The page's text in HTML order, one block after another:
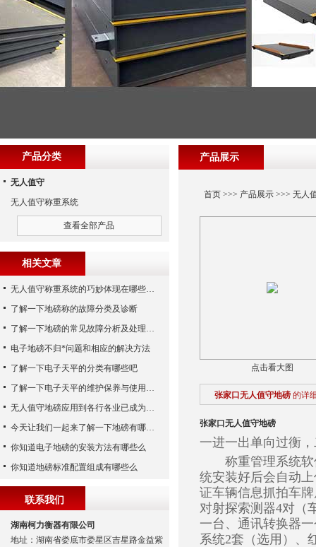
产品展示
首页>>> 产品展示>>> 无人
点击看大图
张家口无人值守地磅 的详
张家口无人值守地磅
一进一出单向过衡
称重管理系统软
统安装好后会自动
证车辆信息抓拍车
对射探索测器4对（
一台、通讯转换器
系统2套（选用）、
产品分类
无人值守
无人值守称重系统
查看全部产品
相关文章
无人值守称重系统的巧妙体现在哪些方面呢？
了解一下地磅称的故障分类及诊断
了解一下地磅的常见故障分析及处理方法
电子地磅不归*问题和相应的解决方法
了解一下电子天平的分类有哪些吧
了解一下电子天平的维护保养与使用注意事项
无人值守地磅应用到各行各业已成为称重历史发展的潮流
今天让我们一起来了解一下地磅有哪些特点吧
你知道电子地磅的安装方法有哪些么
你知道地磅标准配置组成有哪些么
联系我们
湖南柯力衡器有限公司
地址：湖南省娄底市娄星区吉星路金益紫